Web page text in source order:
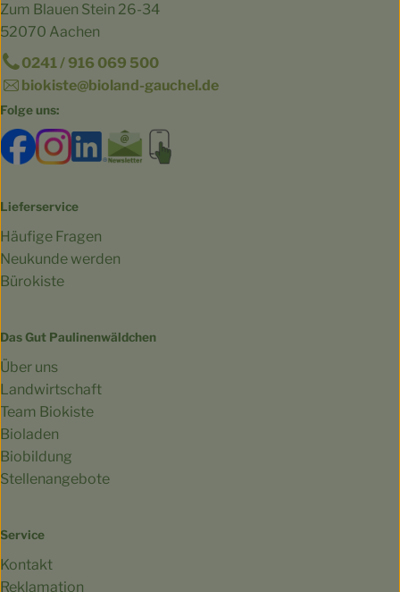
Zum Blauen Stein 26-34
52070 Aachen
0241 / 916 069 500
biokiste@bioland-gauchel.de
Folge uns:
Externer Link zu https://www.facebook.com/
Externer Link zu https://www.instagram.com/
Externer Link zu https://
Externer Link zu https://
Lieferservice
Häufige Fragen
Neukunde werden
Bürokiste
Das Gut Paulinenwäldchen
Über uns
Landwirtschaft
Team Biokiste
Bioladen
Biobildung
Stellenangebote
Service
Kontakt
Reklamation